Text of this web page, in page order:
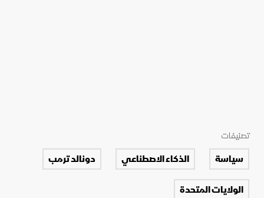
تصنيفات
سياسة الذكاء الاصطناعي
دونالد ترمب
الولايات المتحدة